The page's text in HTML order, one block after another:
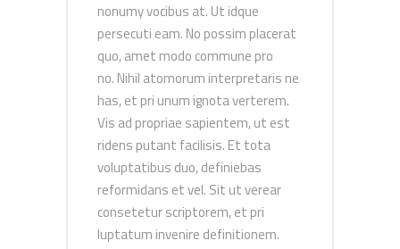
nonumy vocibus at. Ut idque
persecuti eam. No possim placerat
quo, amet modo commune pro
no. Nihil atomorum interpretaris ne
has, et pri unum ignota verterem.
Vis ad propriae sapientem, ut est
ridens putant facilisis. Et tota
voluptatibus duo, definiebas
reformidans et vel. Sit ut verear
consetetur scriptorem, et pri
luptatum invenire definitionem.